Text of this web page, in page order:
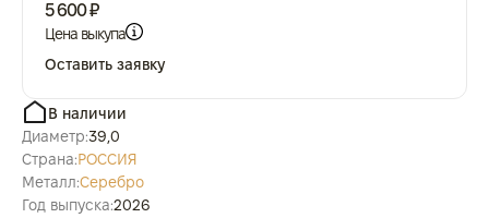
5 600 ₽
Цена выкупа
Оставить заявку
В наличии
Диаметр:39,0
Страна:РОССИЯ
Металл:Серебро
Год выпуска:2026